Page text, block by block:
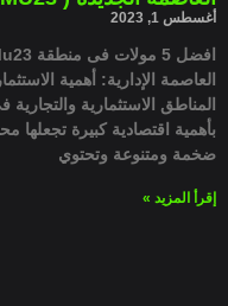
أغسطس 1, 2023
المناطق الاستثمارية
بأهمية اقتصادية كبيرة
ضخمة ومتنوعة وتحتوي
إقرأ المزيد »